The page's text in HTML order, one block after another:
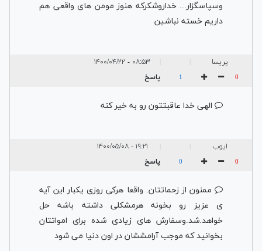
وسپاسگزار... خداروشکرکه هنوز مومن های واقعی هم
داریم خسته نباشین
پریسا ۰۸:۵۳ - ۱۴۰۰/۰۴/۲۲
0
1 پاسخ
الهی خدا عاقبتتون رو به خیر کنه
ایوب ۱۹:۲۱ - ۱۴۰۰/۰۵/۰۸
0
0 پاسخ
ممنون از زحماتتان. واقعا هرکی روزی یکبار این آیه
ی عزیز رو بخونه هرمشکلی داشته باشه حل
خواهد.شد.وسفارش های زیادی شده برای امواتتان
بخوانید که موجب آرامششان در اون دنیا می شود